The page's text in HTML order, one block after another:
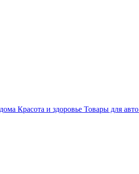
Красота и здоровье Товары для авто